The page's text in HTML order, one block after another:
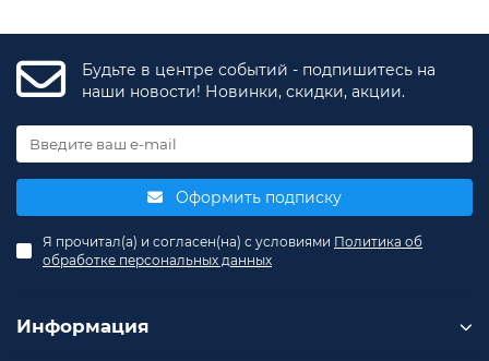
Будьте в центре событий - подпишитесь на
наши новости! Новинки, скидки, акции.
Оформить подписку
Я прочитал(а) и согласен(на) с условиями Политика об
обработке персональных данных
Информация